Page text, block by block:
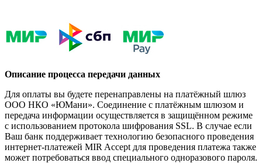
Описание процесса передачи данных
Для оплаты вы будете перенаправлены на платёжный шлюз
ООО НКО «ЮМани». Соединение с платёжным шлюзом и
передача информации осуществляется в защищённом режиме
с использованием протокола шифрования SSL. В случае если
Ваш банк поддерживает технологию безопасного проведения
интернет-платежей MIR Accept для проведения платежа также
может потребоваться ввод специального одноразового пароля.